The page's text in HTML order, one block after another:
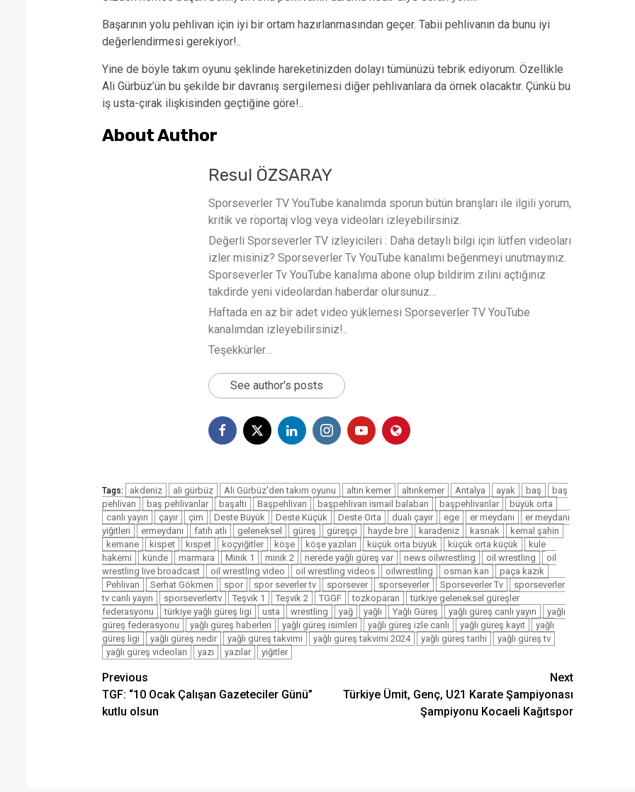
Başarının yolu pehlivan için iyi bir ortam hazırlanmasından geçer. Tabii pehlivanın da bunu iyi
değerlendirmesi gerekiyor!..
Yine de böyle takım oyunu şeklinde hareketinizden dolayı tümünüzü tebrik ediyorum. Özellikle
Ali Gürbüz’ün bu şekilde bir davranış sergilemesi diğer pehlivanlara da örnek olacaktır. Çünkü bu
iş usta-çırak ilişkisinden geçtiğine göre!..
About Author
Resul ÖZSARAY
Sporseverler TV YouTube kanalımda sporun bütün branşları ile ilgili yorum,
kritik ve röportaj vlog veya videoları izleyebilirsiniz.
Değerli Sporseverler TV izleyicileri : Daha detaylı bilgi için lütfen videoları
izler misiniz? Sporseverler Tv YouTube kanalımı beğenmeyi unutmayınız.
Sporseverler Tv YouTube kanalıma abone olup bildirim zilini açtığınız
takdirde yeni videolardan haberdar olursunuz…
Haftada en az bir adet video yüklemesi Sporseverler TV YouTube
kanalımdan izleyebilirsiniz!..
Teşekkürler…
See author's posts
Tags: akdeniz ali gürbüz Ali Gürbüz'den takım oyunu altın kemer altınkemer Antalya ayak baş
baş
pehlivan
baş pehlivanlar başaltı Başpehlivan başpehlivan ismail balaban başpehlivanlar
büyük orta
canlı yayın
çayır çim Deste Büyük Deste Küçük Deste Orta dualı çayır ege er meydanı
er meydanı
yiğitleri
ermeydanı fatih atlı geleneksel güreş güreşçi hayde bre karadeniz kasnak
kemal şahin
kemane
kispet kıspet koçyiğitler köşe köşe yazıları küçük orta büyük küçük orta küçük
kule
hakemi
künde marmara Minik 1 minik 2 nerede yağlı güreş var news oilwrestling oil wrestling
oil
wrestling live broadcast
oil wrestling video oil wrestling videos oilwrestling osman kan
paça kazık
Pehlivan
Serhat Gökmen spor spor severler tv sporsever sporseverler Sporseverler Tv
sporseverler
tv canlı yayın
sporseverlertv Teşvik 1 Teşvik 2 TGGF tozkoparan
türkiye geleneksel güreşler
federasyonu
türkiye yağlı güreş ligi usta wrestling yağ yağlı Yağlı Güreş yağlı güreş canlı yayın
yağlı
güreş federasyonu
yağlı güreş haberleri yağlı güreş isimleri yağlı güreş izle canlı yağlı güreş kayıt
yağlı
güreş ligi
yağlı güreş nedir yağlı güreş takvimi yağlı güreş takvimi 2024 yağlı güreş tarihi
yağlı güreş tv
yağlı güreş videoları
yazı yazılar yiğitler
Post
navigation
Previous
TGF: “10 Ocak Çalışan Gazeteciler Günü”
kutlu olsun
Next
Türkiye Ümit, Genç, U21 Karate Şampiyonası
Şampiyonu Kocaeli Kağıtspor